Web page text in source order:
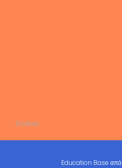
Σύνδεση
Education Base από